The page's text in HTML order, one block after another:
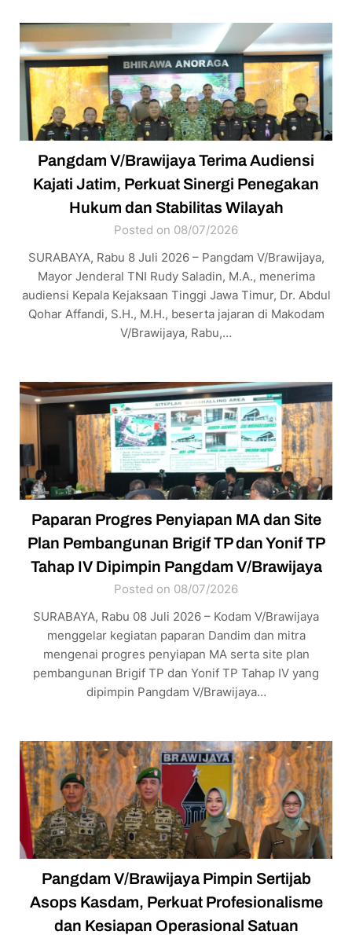
Pangdam V/Brawijaya Terima Audiensi
Kajati Jatim, Perkuat Sinergi Penegakan
Hukum dan Stabilitas Wilayah
Posted on 08/07/2026
SURABAYA, Rabu 8 Juli 2026 – Pangdam V/Brawijaya,
Mayor Jenderal TNI Rudy Saladin, M.A., menerima
audiensi Kepala Kejaksaan Tinggi Jawa Timur, Dr. Abdul
Qohar Affandi, S.H., M.H., beserta jajaran di Makodam
V/Brawijaya, Rabu,…
Paparan Progres Penyiapan MA dan Site
Plan Pembangunan Brigif TP dan Yonif TP
Tahap IV Dipimpin Pangdam V/Brawijaya
Posted on 08/07/2026
SURABAYA, Rabu 08 Juli 2026 – Kodam V/Brawijaya
menggelar kegiatan paparan Dandim dan mitra
mengenai progres penyiapan MA serta site plan
pembangunan Brigif TP dan Yonif TP Tahap IV yang
dipimpin Pangdam V/Brawijaya…
Pangdam V/Brawijaya Pimpin Sertijab
Asops Kasdam, Perkuat Profesionalisme
dan Kesiapan Operasional Satuan